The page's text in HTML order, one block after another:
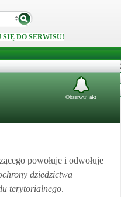
SIĘ DO SERWISU!
Obserwuj akt
powołuje i odwołuje
dziedzictwa
terytorialnego.